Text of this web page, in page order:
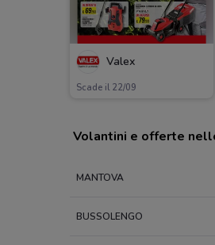
Valex
Scade il 22/09
Volantini e offerte
MANTOVA
BUSSOLENGO